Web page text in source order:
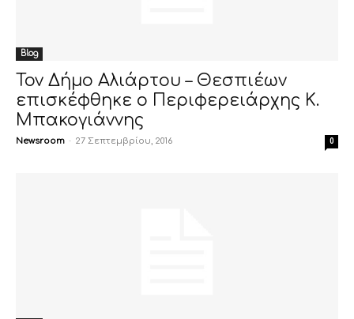
Blog
Τον Δήμο Αλιάρτου – Θεσπιέων
επισκέφθηκε ο Περιφερειάρχης Κ.
Μπακογιάννης
Newsroom - 27 Σεπτεμβρίου, 2016 0